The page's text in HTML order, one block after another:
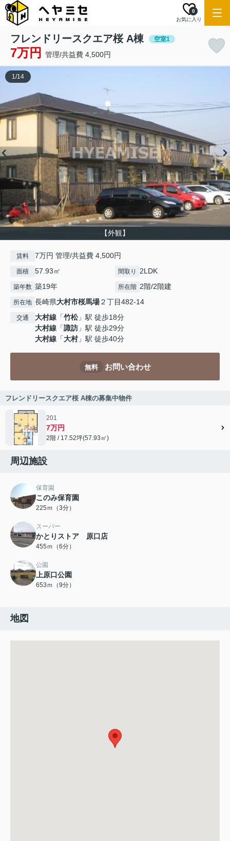
お気に入り
0
フレンドリースクエア桜 A棟 空室1
7万円 管理/共益費 4,500円
【外観】
1/14
賃料 7万円 管理/共益費 4,500円
面積 57.93㎡ 間取り 2LDK
築年数 築19年 所在階 2階/2階建
所在地 長崎県大村市桜馬場２丁目482-14
交通 大村線 「竹松」駅 徒歩18分
大村線 「諏訪 」駅 徒歩29分
大村線 「大村」駅 徒歩40分
無料 お問い合わせ
フレンドリースクエア桜 A棟の募集中物件
201
7万円
2階 / 17.52坪(57.93㎡)
周辺施設
保育園
このみ保育園
225ｍ（3分）
スーパー
かとりストア 原口店
455ｍ（6分）
公園
上原口公園
653ｍ（9分）
地図